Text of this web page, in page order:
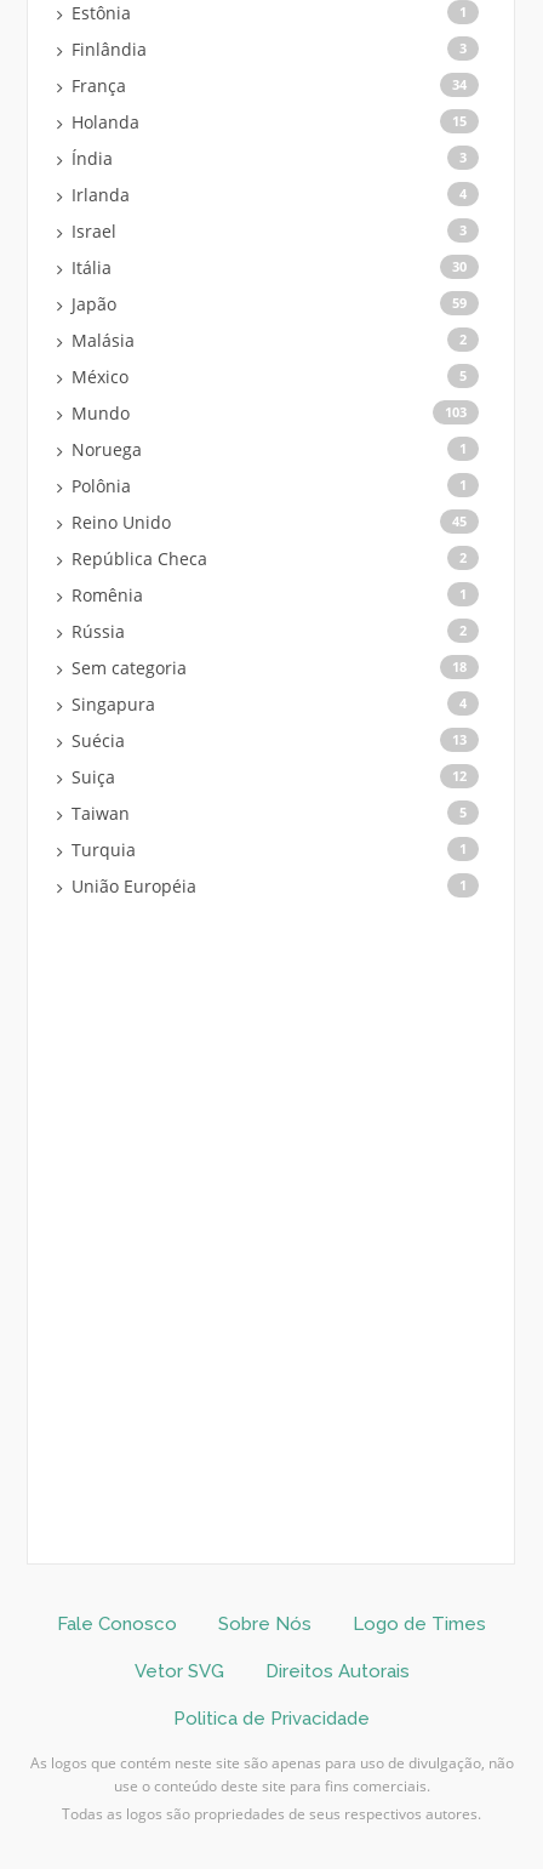
Estônia 1
Finlândia 3
França 34
Holanda 15
Índia 3
Irlanda 4
Israel 3
Itália 30
Japão 59
Malásia 2
México 5
Mundo 103
Noruega 1
Polônia 1
Reino Unido 45
República Checa 2
Romênia 1
Rússia 2
Sem categoria 18
Singapura 4
Suécia 13
Suiça 12
Taiwan 5
Turquia 1
União Européia 1
Fale Conosco Sobre Nós Logo de Times
Vetor SVG Direitos Autorais
Politica de Privacidade
As logos que contém neste site são apenas para uso de divulgação, não
use o conteúdo deste site para fins comerciais.
Todas as logos são propriedades de seus respectivos autores.